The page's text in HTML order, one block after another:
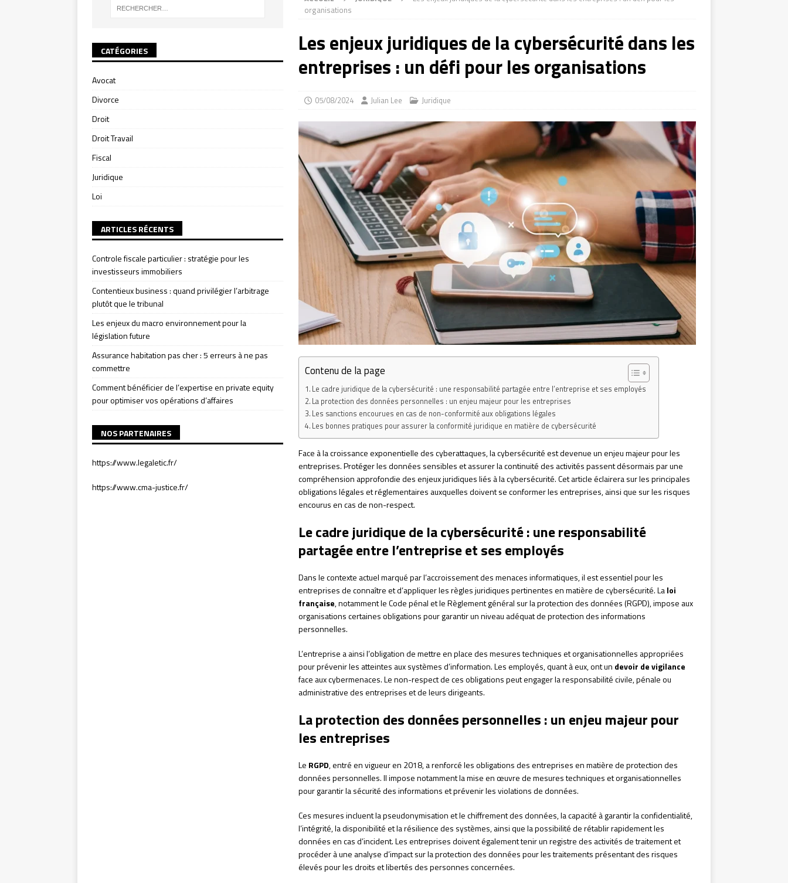
organisations
Les enjeux juridiques de la cybersécurité dans les
entreprises : un défi pour les organisations
05/08/2024 Julian Lee Juridique
Contenu de la page
Le cadre juridique de la cybersécurité : une responsabilité partagée entre l’entreprise et ses employés
La protection des données personnelles : un enjeu majeur pour les entreprises
Les sanctions encourues en cas de non-conformité aux obligations légales
Les bonnes pratiques pour assurer la conformité juridique en matière de cybersécurité
Face à la croissance exponentielle des cyberattaques, la cybersécurité est devenue un enjeu majeur pour les
entreprises. Protéger les données sensibles et assurer la continuité des activités passent désormais par une
compréhension approfondie des enjeux juridiques liés à la cybersécurité. Cet article éclairera sur les principales
obligations légales et réglementaires auxquelles doivent se conformer les entreprises, ainsi que sur les risques
encourus en cas de non-respect.
Le cadre juridique de la cybersécurité : une responsabilité
partagée entre l’entreprise et ses employés
Dans le contexte actuel marqué par l’accroissement des menaces informatiques, il est essentiel pour les
entreprises de connaître et d’appliquer les règles juridiques pertinentes en matière de cybersécurité. Laloi
française, notamment le Code pénal et le Règlement général sur la protection des données (RGPD), impose aux
organisations certaines obligations pour garantir un niveau adéquat de protection des informations
personnelles.
L’entreprise a ainsi l’obligation de mettre en place des mesures techniques et organisationnelles appropriées
pour prévenir les atteintes aux systèmes d’information. Les employés, quant à eux, ont un devoir de vigilance
face aux cybermenaces. Le non-respect de ces obligations peut engager la responsabilité civile, pénale ou
administrative des entreprises et de leurs dirigeants.
La protection des données personnelles : un enjeu majeur pour
les entreprises
Le RGPD, entré en vigueur en 2018, a renforcé les obligations des entreprises en matière de protection des
données personnelles. Il impose notamment la mise en œuvre de mesures techniques et organisationnelles
pour garantir la sécurité des informations et prévenir les violations de données.
Ces mesures incluent la pseudonymisation et le chiffrement des données, la capacité à garantir la confidentialité,
l’intégrité, la disponibilité et la résilience des systèmes, ainsi que la possibilité de rétablir rapidement les
données en cas d’incident. Les entreprises doivent également tenir un registre des activités de traitement et
procéder à une analyse d’impact sur la protection des données pour les traitements présentant des risques
élevés pour les droits et libertés des personnes concernées.
CATÉGORIES
Avocat
Divorce
Droit
Droit Travail
Fiscal
Juridique
Loi
ARTICLES RÉCENTS
Controle fiscale particulier : stratégie pour les
investisseurs immobiliers
Contentieux business : quand privilégier l’arbitrage
plutôt que le tribunal
Les enjeux du macro environnement pour la
législation future
Assurance habitation pas cher : 5 erreurs à ne pas
commettre
Comment bénéficier de l’expertise en private equity
pour optimiser vos opérations d’affaires
NOS PARTENAIRES
https://www.legaletic.fr/
https://www.cma-justice.fr/